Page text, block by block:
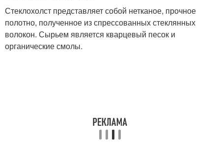
Стеклохолст представляет собой нетканое, прочное
полотно, полученное из спрессованных стеклянных
волокон. Сырьем является кварцевый песок и
органические смолы.